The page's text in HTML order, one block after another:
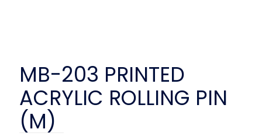
MB-203 PRINTED
ACRYLIC ROLLING PIN
(M)